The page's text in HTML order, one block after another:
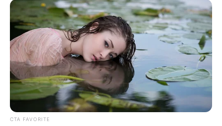
CTA FAVORITE